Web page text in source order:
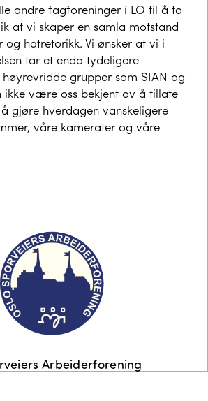
andre fagforeninger i LO til å ta
at vi skaper en samla motstand
hatretorikk. Vi ønsker at vi i
tar et enda tydeligere
grupper som SIAN og
ikke være oss bekjent av å tillate
gjøre hverdagen vanskeligere
våre kamerater og våre